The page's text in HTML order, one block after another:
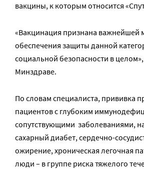
вакцины, к которым относится
«Вакцинация признана важнейшей
обеспечения защиты данной
социальной безопасности в
Минздраве.
По словам специалиста, прививка
пациентов с глубоким
сопутствующими заболеваниями,
сахарный диабет, сердечно-
ожирение, хроническая легочная
люди – в группе риска тяжелого